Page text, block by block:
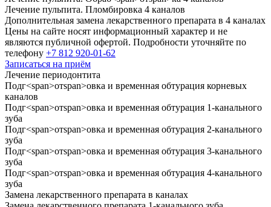
Лечение пульпита. Пломбировка 4 каналов
Дополнительная замена лекарственного препарата в 4 каналах
Цены на сайте носят информационный характер и не
являются публичной офертой. Подробности уточняйте по
телефону +7 812 920-01-62
Записаться на приём
Лечение периодонтита
Подг<span>отspan>овка и временная обтурация корневых
каналов
Подг<span>отspan>овка и временная обтурация 1-канального
зуба
Подг<span>отspan>овка и временная обтурация 2-канального
зуба
Подг<span>отspan>овка и временная обтурация 3-канального
зуба
Подг<span>отspan>овка и временная обтурация 4-канального
зуба
Замена лекарственного препарата в каналах